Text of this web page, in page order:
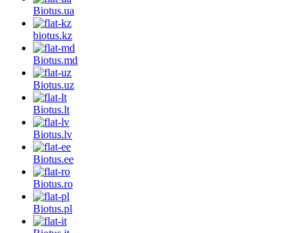
Biotus.ua
biotus.kz
Biotus.md
Biotus.uz
Biotus.lt
Biotus.lv
Biotus.ee
Biotus.ro
Biotus.pl